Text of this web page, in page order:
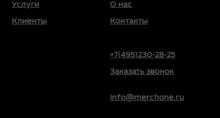
Услуги
Клиенты
О нас
Контакты
+7(495)230-28-25
Заказать звонок
info@merchone.ru